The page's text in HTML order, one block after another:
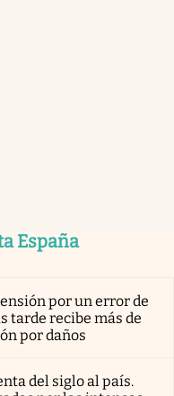
España
por un error de
tarde recibe más de
por daños
del siglo al país.